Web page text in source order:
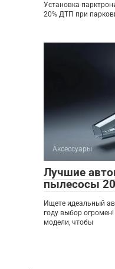
Установка
20% ДТП при
Аксессуары
Лучшие
пылесосы
Ищете идеальный
году выбор
модели, чтобы